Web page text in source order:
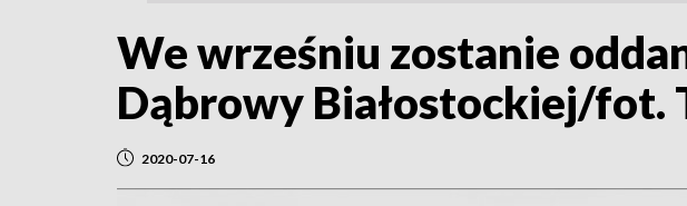
We wrześniu zostanie
Dąbrowy Białostockiej/fot.
2020-07-16